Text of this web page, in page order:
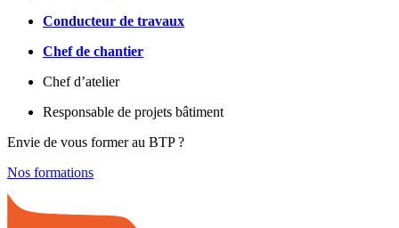
Conducteur de travaux
Chef de chantier
Chef d’atelier
Responsable de projets bâtiment
Envie de vous former au BTP ?
Nos formations